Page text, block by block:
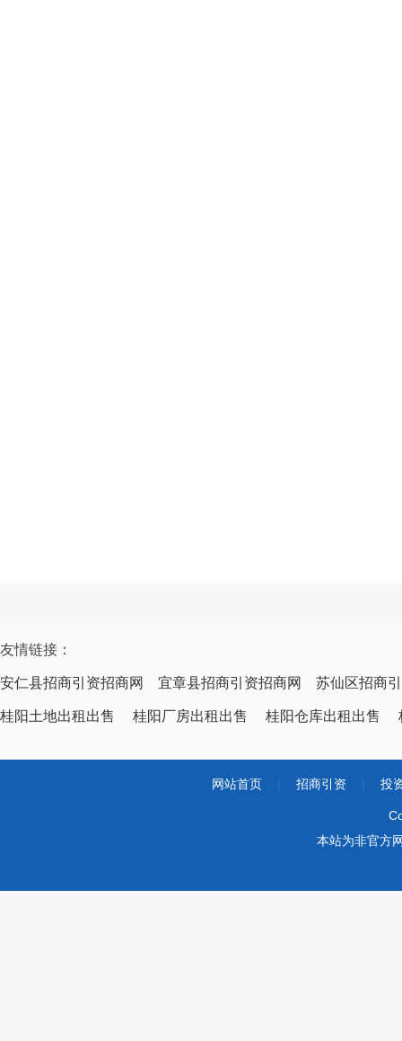
友情链接：
安仁县招商引资招商网 宜章县招商引资招商网 苏仙区招商
桂阳土地出租出售 桂阳厂房出租出售 桂阳仓库出租出售
网站首页 招商引资 投
本站为非官方